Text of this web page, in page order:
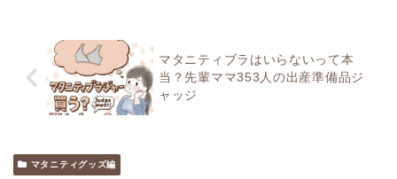
マタニティブラはいらないって本
当？先輩ママ353人の出産準備品ジ
ャッジ
マタニティグッズ編